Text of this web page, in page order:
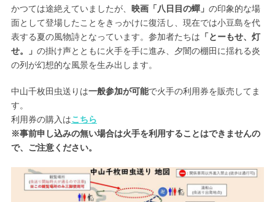
かつては途絶えていましたが、 映画「八日目の蟬」 の印象的な場
面として登場したことをきっかけに復活し、現在では小豆島を代
表する夏の風物詩となっています。参加者たちは 「とーもせ、灯
せ。」 の掛け声とともに火手を手に進み、夕闇の棚田に揺れる炎
の列が幻想的な風景を生み出します。
中山千枚田虫送りは一般参加が可能で火手の利用券を販売してま
す。
利用券の購入はこちら
※事前申し込みの無い場合は火手を利用することはできませんの
で、ご注意ください。